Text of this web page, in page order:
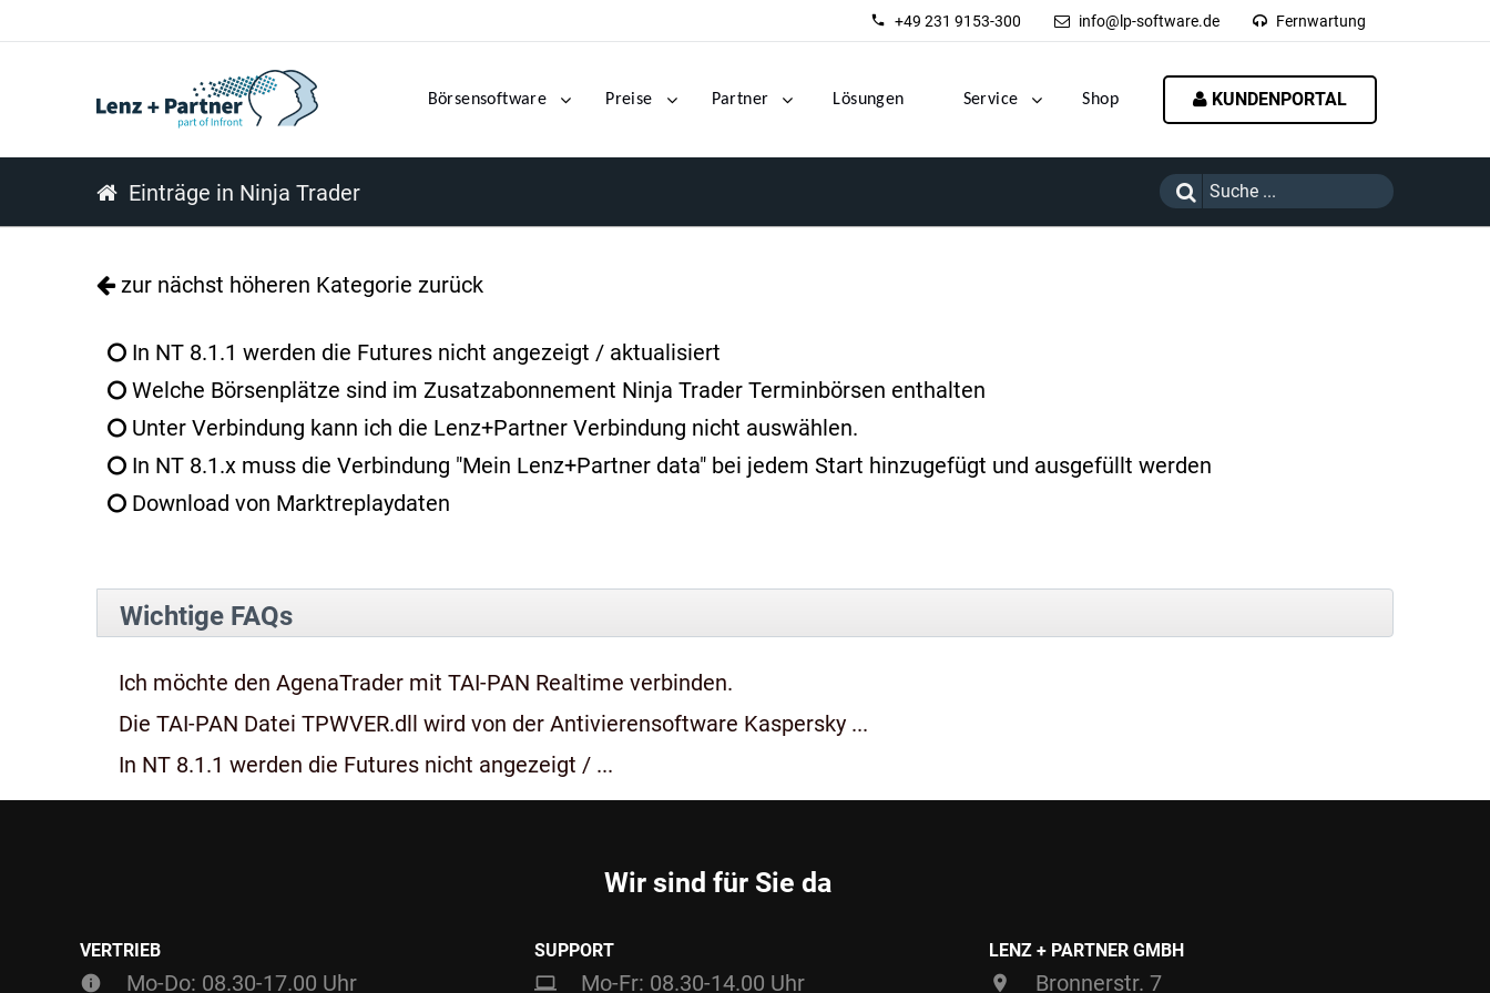
+49 231 9153-300 info@lp-software.de Fernwartung
Börsensoftware Preise Partner Lösungen Service Shop KUNDENPORTAL
Einträge in Ninja Trader
zur nächst höheren Kategorie zurück
In NT 8.1.1 werden die Futures nicht angezeigt / aktualisiert
Welche Börsenplätze sind im Zusatzabonnement Ninja Trader Terminbörsen enthalten
Unter Verbindung kann ich die Lenz+Partner Verbindung nicht auswählen.
In NT 8.1.x muss die Verbindung "Mein Lenz+Partner data" bei jedem Start hinzugefügt und ausgefüllt werden
Download von Marktreplaydaten
Wichtige FAQs
Ich möchte den AgenaTrader mit TAI-PAN Realtime verbinden.
Die TAI-PAN Datei TPWVER.dll wird von der Antivierensoftware Kaspersky ...
In NT 8.1.1 werden die Futures nicht angezeigt / ...
Wir sind für Sie da
VERTRIEB
Mo-Do: 08.30-17.00 Uhr
SUPPORT
Mo-Fr: 08.30-14.00 Uhr
LENZ + PARTNER GMBH
Bronnerstr. 7